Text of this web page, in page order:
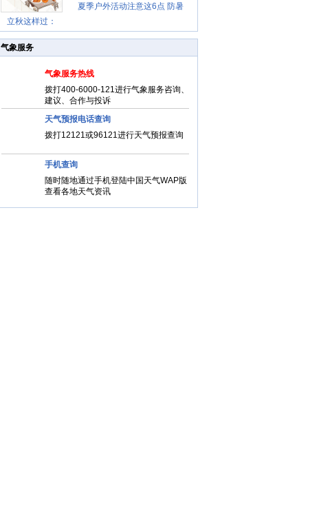
立秋这样过：
贴士
夏季户外活动注意这6点 防暑
气象服务
气象服务热线
拨打400-6000-121进行气象服务咨询、
建议、合作与投诉
天气预报电话查询
拨打12121或96121进行天气预报查询
手机查询
随时随地通过手机登陆中国天气WAP版
查看各地天气资讯